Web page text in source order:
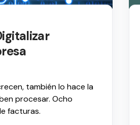
también lo hace la
procesar. Ocho
facturas.